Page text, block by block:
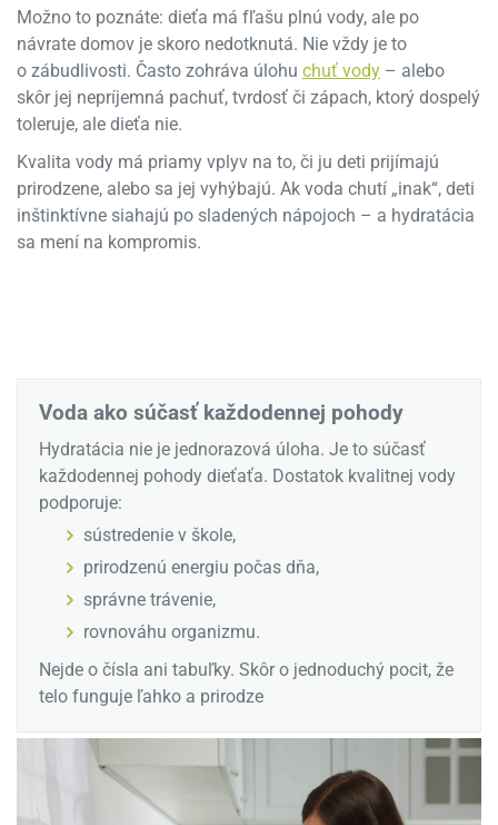
Možno to poznáte: dieťa má fľašu plnú vody, ale po
návrate domov je skoro nedotknutá. Nie vždy je to
o zábudlivosti. Často zohráva úlohu chuť vody – alebo
skôr jej nepríjemná pachuť, tvrdosť či zápach, ktorý dospelý
toleruje, ale dieťa nie.
Kvalita vody má priamy vplyv na to, či ju deti prijímajú
prirodzene, alebo sa jej vyhýbajú. Ak voda chutí „inak“, deti
inštinktívne siahajú po sladených nápojoch – a hydratácia
sa mení na kompromis.
Voda ako súčasť každodennej pohody
Hydratácia nie je jednorazová úloha. Je to súčasť
každodennej pohody dieťaťa. Dostatok kvalitnej vody
podporuje:
sústredenie v škole,
prirodzenú energiu počas dňa,
správne trávenie,
rovnováhu organizmu.
Nejde o čísla ani tabuľky. Skôr o jednoduchý pocit, že
telo funguje ľahko a prirodze